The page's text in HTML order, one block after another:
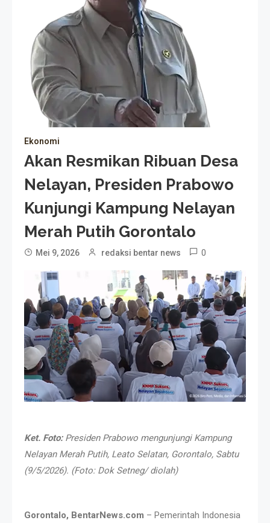
Ekonomi
Akan Resmikan Ribuan Desa
Nelayan, Presiden Prabowo
Kunjungi Kampung Nelayan
Merah Putih Gorontalo
Mei 9, 2026 redaksi bentar news 0
Ket. Foto:Presiden Prabowo mengunjungi Kampung
Nelayan Merah Putih, Leato Selatan, Gorontalo, Sabtu
(9/5/2026). (Foto: Dok Setneg/ diolah)
Gorontalo, BentarNews.com – Pemerintah Indonesia